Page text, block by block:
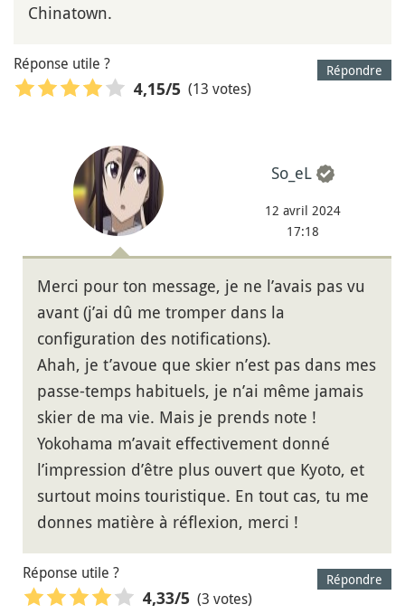
Chinatown.
Répondre
Réponse utile ?
4,15/5 (13 votes)
So_eL
12 avril 2024
17:18
Merci pour ton message, je ne l’avais pas vu
avant (j’ai dû me tromper dans la
configuration des notifications).
Ahah, je t’avoue que skier n’est pas dans mes
passe-temps habituels, je n’ai même jamais
skier de ma vie. Mais je prends note !
Yokohama m’avait effectivement donné
l’impression d’être plus ouvert que Kyoto, et
surtout moins touristique. En tout cas, tu me
donnes matière à réflexion, merci !
Répondre
Réponse utile ?
4,33/5 (3 votes)